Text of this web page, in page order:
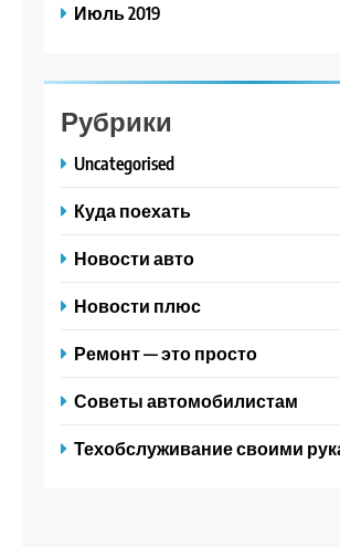
Июль 2019
Рубрики
Uncategorised
Куда поехать
Новости авто
Новости плюс
Ремонт — это просто
Советы автомобилистам
Техобслуживание своими